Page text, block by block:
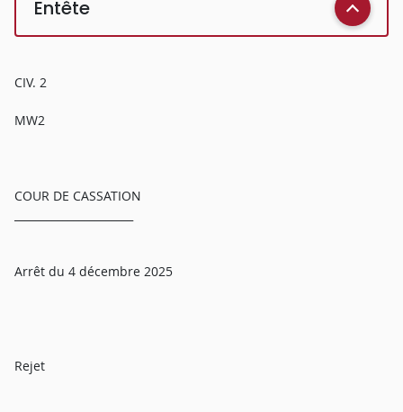
Entête
CIV. 2
MW2
COUR DE CASSATION
Arrêt du 4 décembre 2025
Rejet